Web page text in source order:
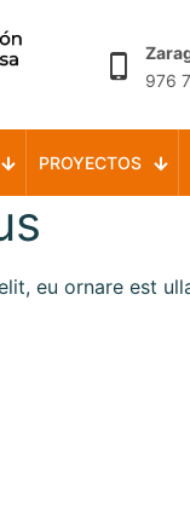
976
PROYECTOS
eu ornare est